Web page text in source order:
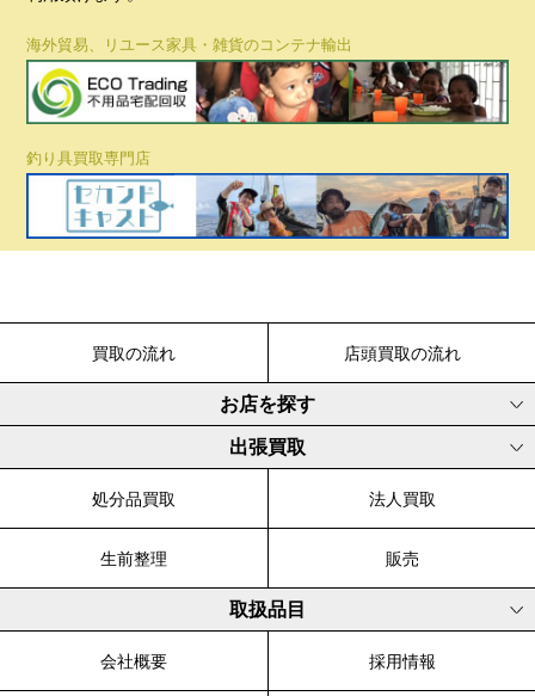
海外貿易、リユース家具・雑貨のコンテナ輸出
釣り具買取専門店
買取の流れ 店頭買取の流れ
お店を探す
出張買取
処分品買取 法人買取
生前整理 販売
取扱品目
会社概要 採用情報